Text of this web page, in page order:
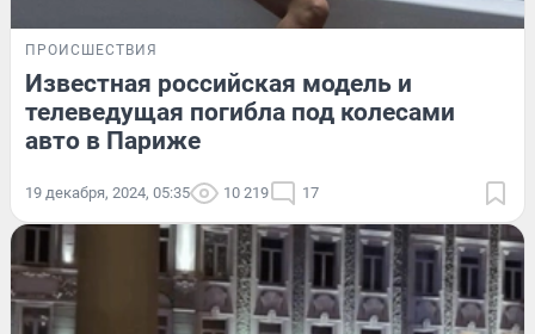
ПРОИСШЕСТВИЯ
Известная российская модель и
телеведущая погибла под колесами
авто в Париже
19 декабря, 2024, 05:35 10 219 17